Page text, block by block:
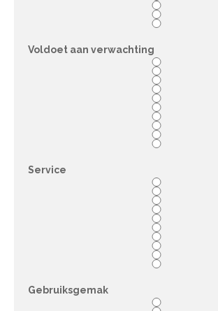
Voldoet aan verwachting
Service
Gebruiksgemak